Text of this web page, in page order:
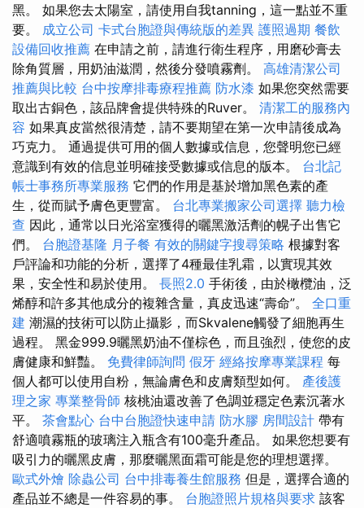
黑。 如果您去太陽室，請使用自我tanning，這一點並不重
要。 成立公司 卡式台胞證與傳統版的差異 護照過期 餐飲
設備回收推薦 在申請之前，請進行衛生程序，用磨砂膏去
除角質層，用奶油滋潤，然後分發噴霧劑。 高雄清潔公司
推薦與比較 台中按摩排毒療程推薦 防水漆 如果您突然需要
取出古銅色，該品牌會提供特殊的Ruver。 清潔工的服務內
容 如果真皮當然很清楚，請不要期望在第一次申請後成為
巧克力。 通過提供可用的個人數據或信息，您聲明您已經
意識到有效的信息並明確接受數據或信息的版本。 台北記
帳士事務所專業服務 它們的作用是基於增加黑色素的產
生，從而賦予膚色更豐富。 台北專業搬家公司選擇 聽力檢
查 因此，通常以日光浴室獲得的曬黑激活劑的幌子出售它
們。 台胞證基隆 月子餐 有效的關鍵字搜尋策略 根據對客
戶評論和功能的分析，選擇了4種最佳乳霜，以實現其效
果，安全性和易於使用。 長照2.0 手術後，由於橄欖油，泛
烯醇和許多其他成分的複雜含量，真皮迅速“壽命”。 全口重
建 潮濕的技術可以防止攝影，而Skvalene觸發了細胞再生
過程。 黑金999.9曬黑奶油不僅棕色，而且強烈，使您的皮
膚健康和鮮豔。 免費律師詢問 假牙 經絡按摩專業課程 每
個人都可以使用自粉，無論膚色和皮膚類型如何。 產後護
理之家 專業整骨師 核桃油還改善了色調並穩定色素沉著水
平。 茶會點心 台中台胞證快速申請 防水膠 房間設計 帶有
舒適噴霧瓶的玻璃注入瓶含有100毫升產品。 如果您想要有
吸引力的曬黑皮膚，那麼曬黑面霜可能是您的理想選擇。
歐式外燴 除蟲公司 台中排毒養生館服務 但是，選擇合適的
產品並不總是一件容易的事。 台胞證照片規格與要求 該客